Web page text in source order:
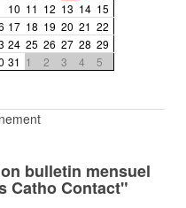
10 11 12 13 14 15
17 18 19 20 21 22
24 25 26 27 28 29
31 1 2 3 4 5
bulletin mensuel
Catho Contact"